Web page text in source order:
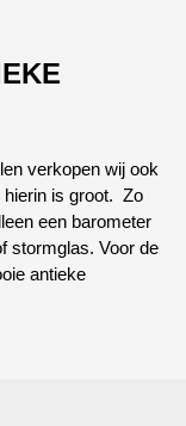
verkopen wij ook
hierin is groot. Zo
een barometer
stormglas. Voor de
antieke